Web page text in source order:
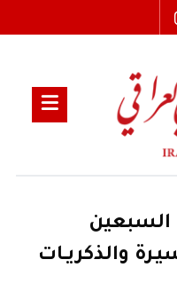
السبعين
السيـرة والذكريــات